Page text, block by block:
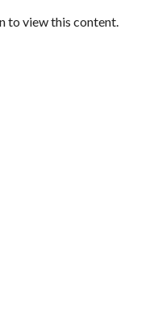
to view this content.